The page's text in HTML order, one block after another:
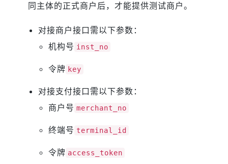
同主体的正式商户后，才能提供测试商户。
对接商户接口需以下参数：
机构号 inst_no
令牌 key
对接支付接口需以下参数：
商户号 merchant_no
终端号 terminal_id
令牌 access_token